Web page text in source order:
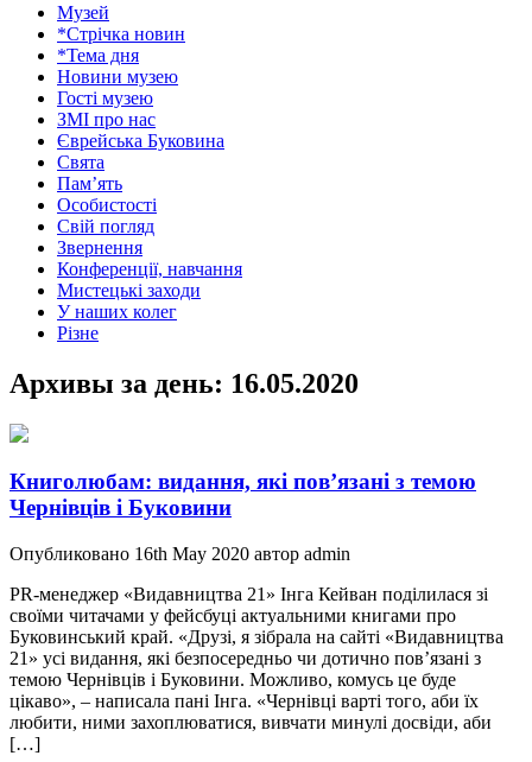
Музей
*Стрічка новин
*Тема дня
Новини музею
Гості музею
ЗМІ про нас
Єврейська Буковина
Свята
Пам’ять
Особистості
Свій погляд
Звернення
Конференції, навчання
Мистецькі заходи
У наших колег
Різне
Архивы за день: 16.05.2020
Книголюбам: видання, які пов’язані з темою
Чернівців і Буковини
Опубликовано 16th May 2020 автор admin
PR-менеджер «Видавництва 21» Iнга Кейван поділилася зі
своїми читачами у фейсбуці актуальними книгами про
Буковинський край. «Друзі, я зібрала на сайті «Видавництва
21» усі видання, які безпосередньо чи дотично пов’язані з
темою Чернівців і Буковини. Можливо, комусь це буде
цікаво», – написала пані Інга. «Чернівці варті того, аби їх
любити, ними захоплюватися, вивчати минулі досвіди, аби
[…]